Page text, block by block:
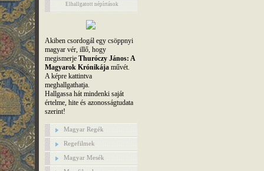
Elhallgatott népírtások
Akiben csordogál egy csöppnyi
magyar vér, illő, hogy
megismerje Thuróczy János: A
Magyarok Krónikájaművét.
A képre kattintva
meghallgathatja.
Hallgassa hát mindenki saját
értelme, hite és azonosságtudata
szerint!
Magyar Regék
Regefilmek
Magyar Mesék